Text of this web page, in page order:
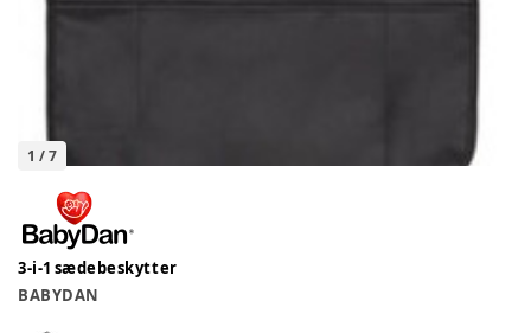
1 /7
3-i-1 sædebeskytter
BABYDAN